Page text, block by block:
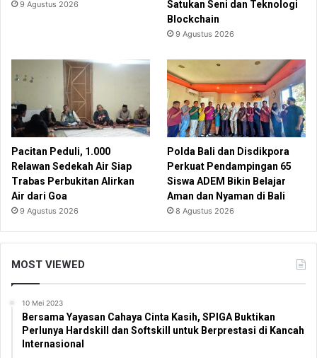
9 Agustus 2026
Satukan Seni dan Teknologi
Blockchain
9 Agustus 2026
Pacitan Peduli, 1.000
Relawan Sedekah Air Siap
Trabas Perbukitan Alirkan
Air dari Goa
9 Agustus 2026
Polda Bali dan Disdikpora
Perkuat Pendampingan 65
Siswa ADEM Bikin Belajar
Aman dan Nyaman di Bali
8 Agustus 2026
MOST VIEWED
10 Mei 2023
Bersama Yayasan Cahaya Cinta Kasih, SPIGA Buktikan
Perlunya Hardskill dan Softskill untuk Berprestasi di Kancah
Internasional